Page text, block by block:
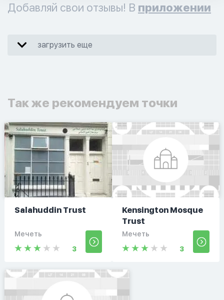
Добавляй свои отзывы! В приложении
загрузить еще
Так же рекомендуем точки
Salahuddin Trust
Мечеть
3
Kensington Mosque
Trust
Мечеть
3